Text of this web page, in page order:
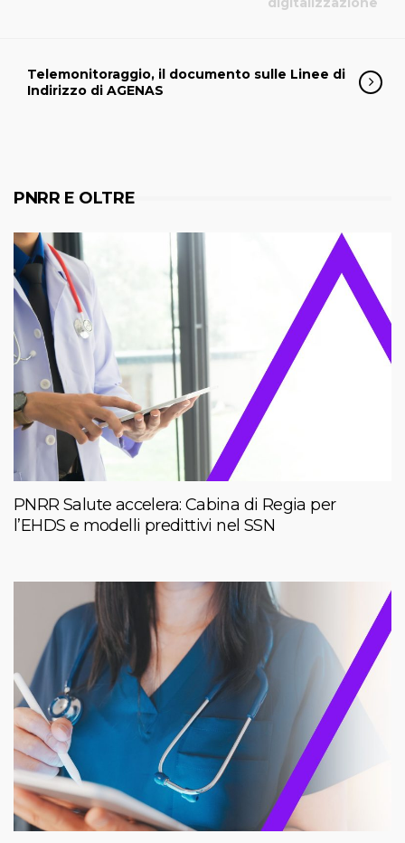
Telemonitoraggio, il documento sulle Linee di
Indirizzo di AGENAS
PNRR E OLTRE
PNRR Salute accelera: Cabina di Regia per
l’EHDS e modelli predittivi nel SSN